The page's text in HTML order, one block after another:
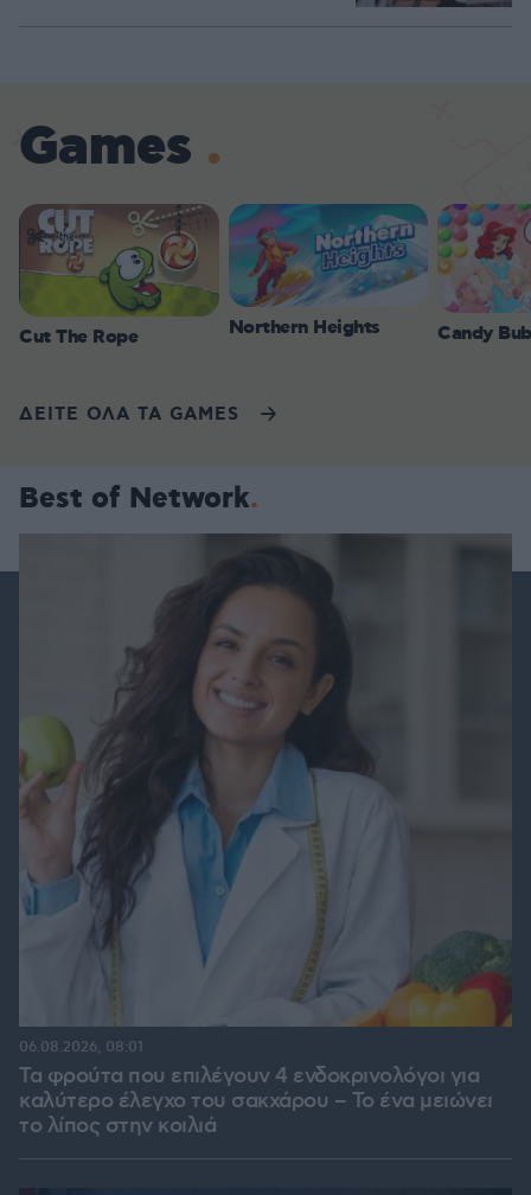
Games
Cut The Rope Northern Heights Candy
ΔΕΙΤΕ ΟΛΑ ΤΑ GAMES
Best of Network
Τα φρούτα που επιλέγουν 4 ενδοκρινολόγοι για
καλύτερο έλεγχο του σακχάρου – Το ένα μειώνει
το λίπος στην κοιλιά
06.08.2026, 08:01